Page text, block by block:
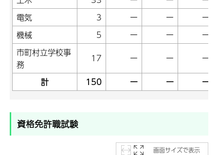
電気
3 ー ー
ー
機械
5 ー ー
ー
市町村立学校事
務
17 ー ー
ー
計
150 ー ー ー
資格免許職試験
画面サイズで表示